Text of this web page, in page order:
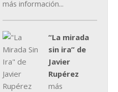
más información...
“La mirada
sin ira” de
Javier
Rupérez
más